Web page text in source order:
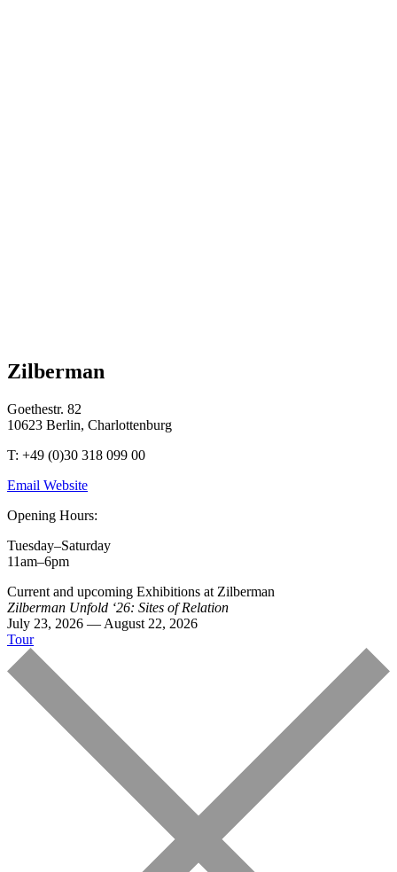
Zilberman
Goethestr. 82
10623 Berlin, Charlottenburg
T: +49 (0)30 318 099 00
Email Website
Opening Hours:
Tuesday–Saturday
11am–6pm
Current and upcoming Exhibitions at Zilberman
Zilberman Unfold ‘26: Sites of Relation
July 23, 2026 — August 22, 2026
Tour